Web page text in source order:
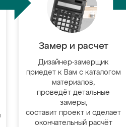
Замер и расчет
Дизайнер-замерщик
приедет к Вам с каталогом
материалов,
проведёт детальные
замеры,
составит проект и сделает
окончательный расчёт